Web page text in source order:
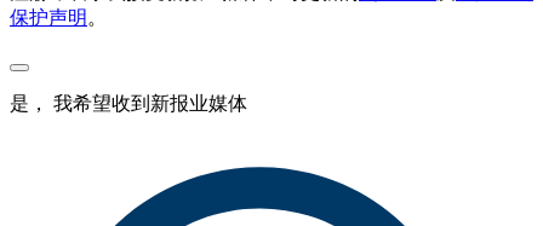
保护声明 。
是， 我希望收到新报业媒体